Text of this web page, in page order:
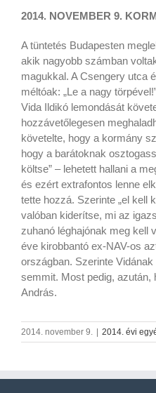
2014. NOVEMBER 9.
A tüntetés Budapesten
akik nagyobb számban
magukkal. A Csengery utca
méltóak: „Le a nagy
Vida Ildikó lemondását
hozzávetőlegesen
követelte, hogy a kormány
hogy a barátoknak
költse” – lehetett hallani a
és ezért extrafontos lenne
tette hozzá. Szerinte „el kell
valóban kiderítse, mi az
zuhanó léghajónak meg kell
éve kirobbantó ex-NAV-os
országban. Szerinte
semmit. Most pedig, azután,
András.
2014. november 9. 2014. évi